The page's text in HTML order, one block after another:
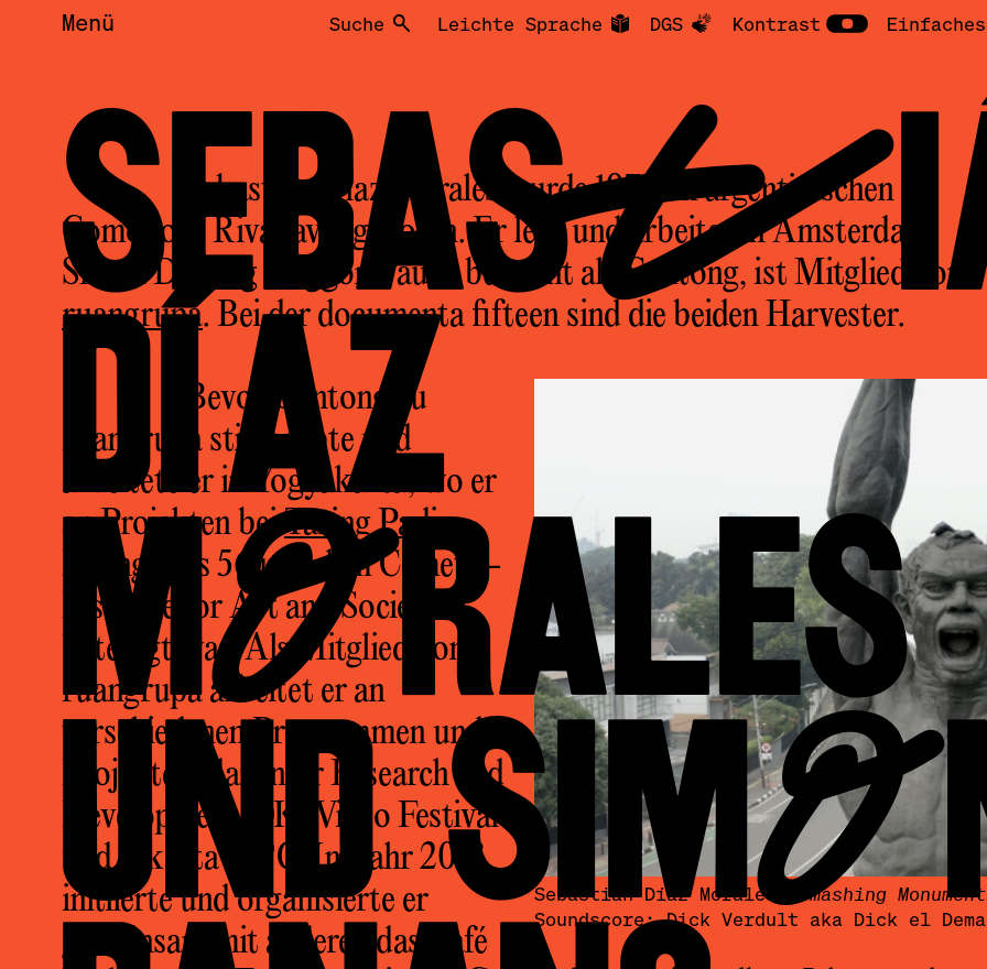
Menü Suche Leichte Sprache DGS Kontrast
DÍAZ
MORALES
UND
Sebastián Díaz Morales wurde 1975 im argentinischen
Comodoro Rivadavia geboren. Er lebt und arbeitet in Amsterdam.
Simon Danang Anggoro, auch bekannt als Gentong, ist Mitglied von
ruangrupa. Bei der documenta fifteen sind die beiden Harvester.
Sebastián Díaz Morales,
Smashing
Soundscore: Dick Verdult aka Dick el
Bevor Gentong zu
ruangrupa stieß, lebte und
arbeitete er in Yogyakarta, wo er
an Projekten beiTaring Padi,
Ruang Mes 56 und dem Cemeti –
Institute for Art and Society
beteiligt war. Als Mitglied von
ruangrupa arbeitet er an
verschiedenen Programmen und
Projekten, darunter Research and
Development, OK. Video Festival
und Jakarta 32°C. Im Jahr 2018
initiierte und organisierte er
gemeinsam mit anderen das Café